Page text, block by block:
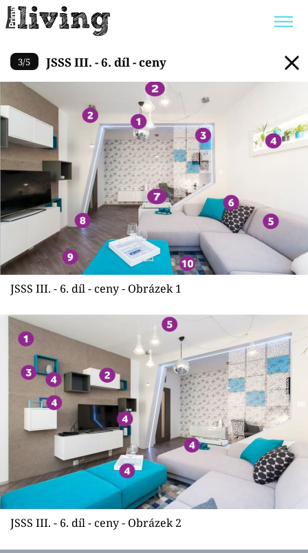
Trendy: JAK UŠETŘIT
POKOJOVÉ KVĚTINY
BYDLENÍ SLAVNÝCH
ZAHRADA
Témata
Bydlení
Zahrada
Design
Přihlášení
Sledujte nás
JSSS III. - 6. díl - ceny
3/5 JSSS III. - 6. díl - ceny
JSSS III. - 6. díl - ceny - Obrázek 1
JSSS III. - 6. díl - ceny - Obrázek 2